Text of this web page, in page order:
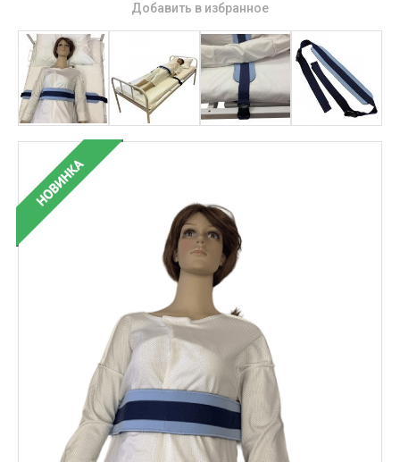
Добавить в избранное